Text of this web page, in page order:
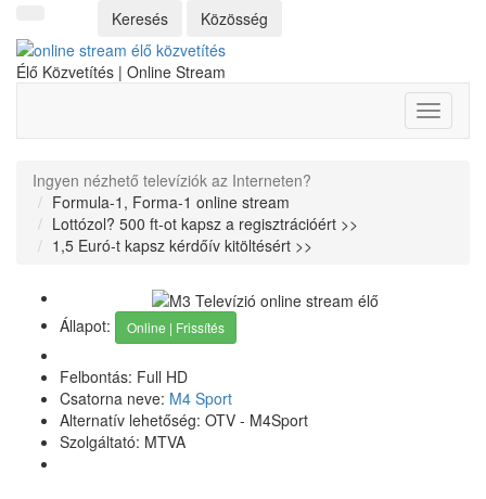
Keresés Közösség
Élő Közvetítés | Online Stream
Toggle
Ingyen nézhető televíziók az Interneten?
Formula-1, Forma-1 online stream
Lottózol? 500 ft-ot kapsz a regisztrációért >>
1,5 Euró-t kapsz kérdőív kitöltésért >>
Állapot: Online | Frissítés
Felbontás: Full HD
Csatorna neve: M4 Sport
Alternatív lehetőség: OTV - M4Sport
Szolgáltató: MTVA